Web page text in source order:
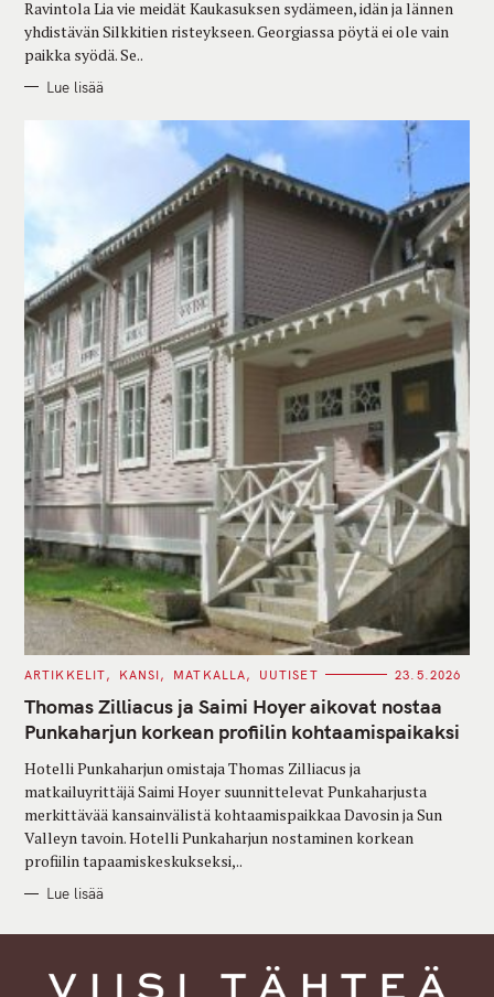
S
Ravintola Lia vie meidät Kaukasuksen sydämeen, idän ja lännen
yhdistävän Silkkitien risteykseen. Georgiassa pöytä ei ole vain
paikka syödä. Se..
Lue lisää
C
T
E
G
O
I
E
S
ARTIKKELIT KANSI MATKALLA UUTISET 23.5.2026
Thomas Zilliacus ja Saimi Hoyer aikovat nostaa
Punkaharjun korkean profiilin kohtaamispaikaksi
Hotelli Punkaharjun omistaja Thomas Zilliacus ja
matkailuyrittäjä Saimi Hoyer suunnittelevat Punkaharjusta
merkittävää kansainvälistä kohtaamispaikkaa Davosin ja Sun
Valleyn tavoin. Hotelli Punkaharjun nostaminen korkean
profiilin tapaamiskeskukseksi,..
Lue lisää